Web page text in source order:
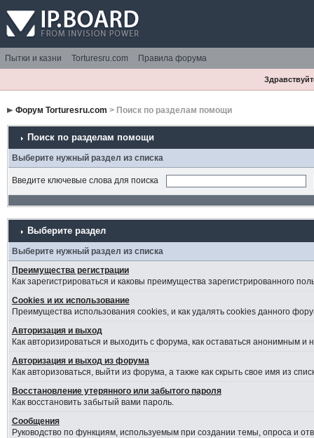
Пытки и казни Torturesru.com Правила форума
Форум Torturesru.com > Поиск по разделам помощи
Поиск по разделам помощи
Выберите нужный раздел из списка
Введите ключевые слова для поиска
Выберите раздел
Выберите нужный раздел из списка
Преимущества регистрации
Как зарегистрироваться и каковы преимущества зарегистрированного
Cookies и их использование
Преимущества использования cookies, и как удалять cookies данного
Авторизация и выход
Как авторизироваться и выходить с форума, как оставаться анонимным
Авторизация и выход из форума
Как авторизоваться, выйти из форума, а также как скрыть свое имя из
Восстановление утерянного или забытого пароля
Как восстановить забытый вами пароль.
Сообщения
Руководство по функциям, используемым при создании темы, опроса и